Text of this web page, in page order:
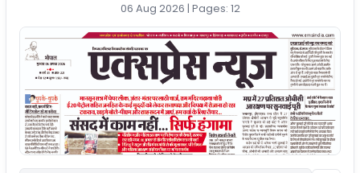
06 Aug 2026 | Pages: 12